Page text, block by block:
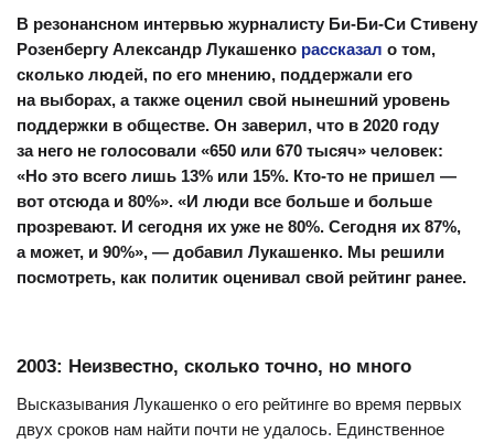
В резонансном интервью журналисту Би-Би-Си Стивену
Розенбергу Александр Лукашенко рассказал о том,
сколько людей, по его мнению, поддержали его
на выборах, а также оценил свой нынешний уровень
поддержки в обществе. Он заверил, что в 2020 году
за него не голосовали «650 или 670 тысяч» человек:
«Но это всего лишь 13% или 15%. Кто-то не пришел —
вот отсюда и 80%». «И люди все больше и больше
прозревают. И сегодня их уже не 80%. Сегодня их 87%,
а может, и 90%», — добавил Лукашенко. Мы решили
посмотреть, как политик оценивал свой рейтинг ранее.
2003: Неизвестно, сколько точно, но много
Высказывания Лукашенко о его рейтинге во время первых
двух сроков нам найти почти не удалось. Единственное